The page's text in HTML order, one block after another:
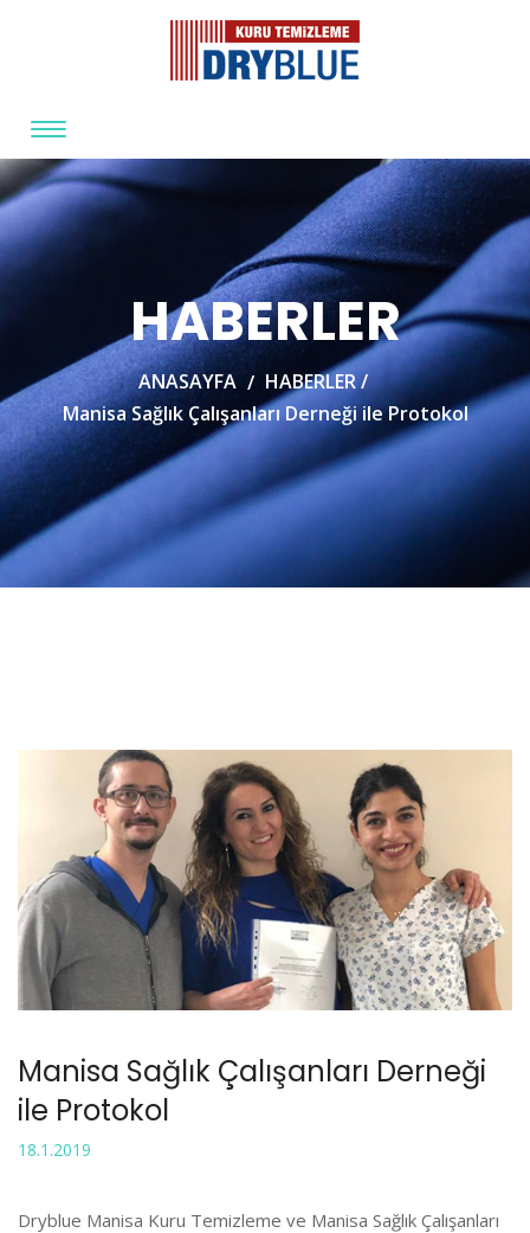
HABERLER
ANASAYFA
HABERLER /
Manisa Sağlık Çalışanları Derneği ile Protokol
Manisa Sağlık Çalışanları Derneği
ile Protokol
18.1.2019
Dryblue Manisa Kuru Temizleme ve Manisa Sağlık Çalışanları